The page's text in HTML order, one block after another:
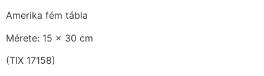
Amerika fém tábla
Mérete: 15 x 30 cm
(TIX 17158)